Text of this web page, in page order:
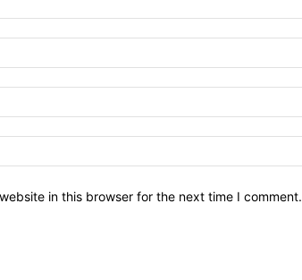
in this browser for the next time I comment.